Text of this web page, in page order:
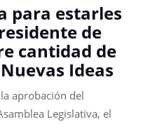
para estarles
de
cantidad de
Ideas
aprobación del
Legislativa, el